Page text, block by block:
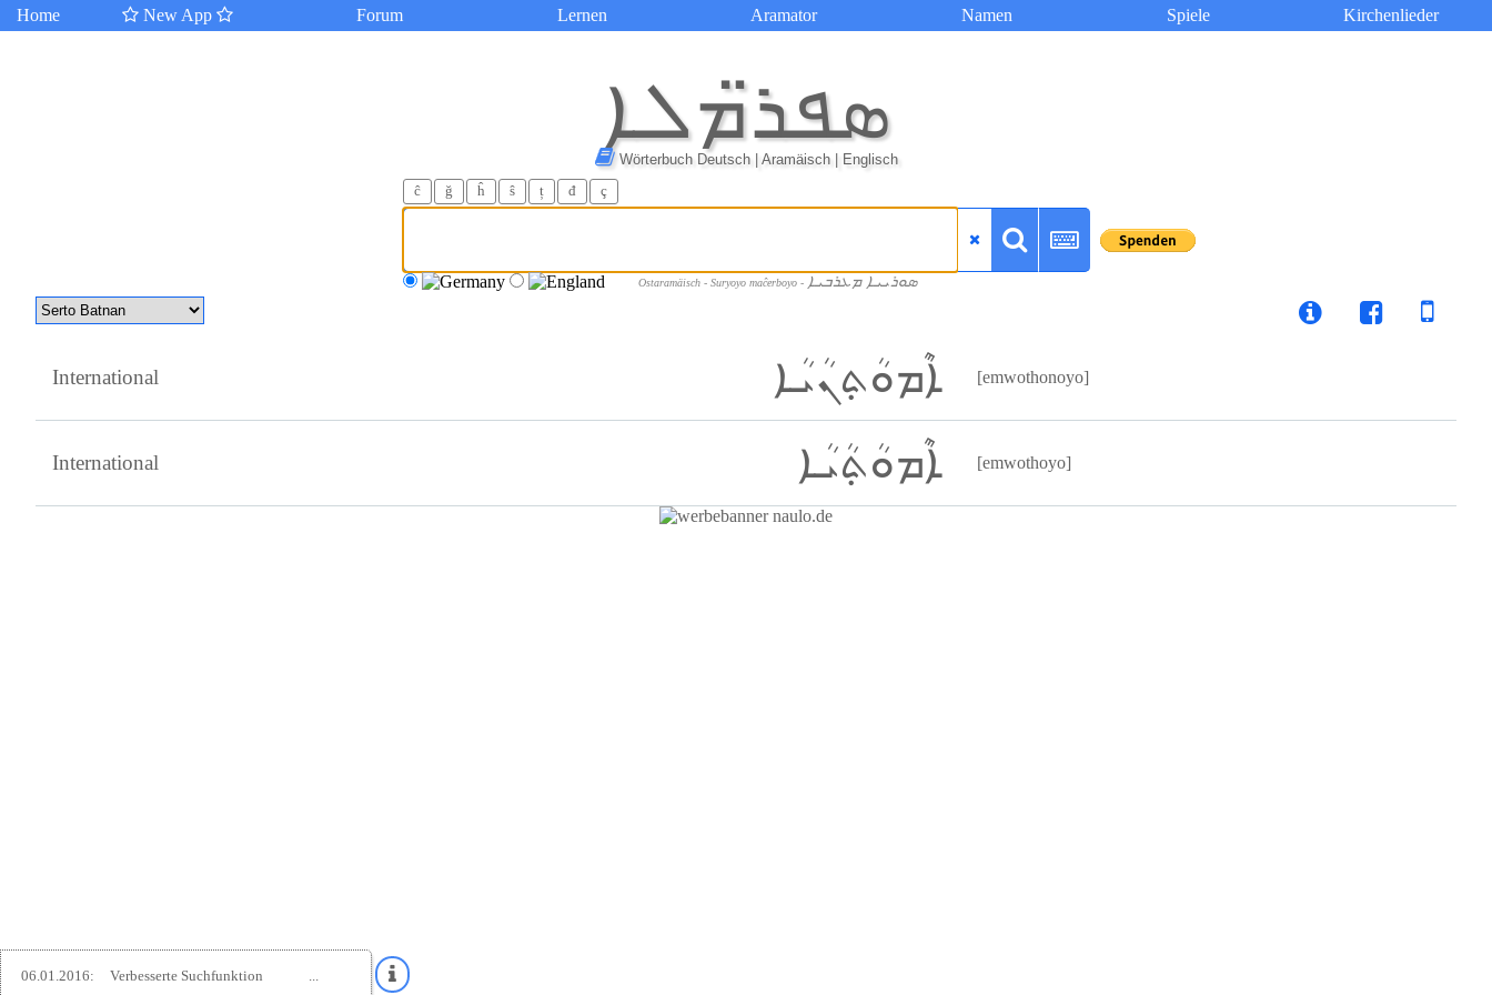
Home New App Forum Lernen Aramator Namen Spiele Kirchenlieder
ܣܦܪ̈ܡܠܐ
Wörterbuch Deutsch | Aramäisch | Englisch
ĉ ğ ĥ ŝ ț đ ç
Ostaramäisch - Suryoyo maĉerboyo - ܣܘܪܝܝܐ ܡܥܪܒܝܐ
International ܐܶܡܘܳܬ݂ܢܳܝܳܐ [emwothonoyo]
International ܐܶܡܘܳܬ݂ܳܝܳܐ [emwothoyo]
06.01.2016: Verbesserte Suchfunktion ...